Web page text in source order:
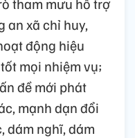
an xã chỉ huy,
động hiệu
mọi nhiệm vụ;
đề mới phát
mạnh dạn đổi
dám nghĩ, dám